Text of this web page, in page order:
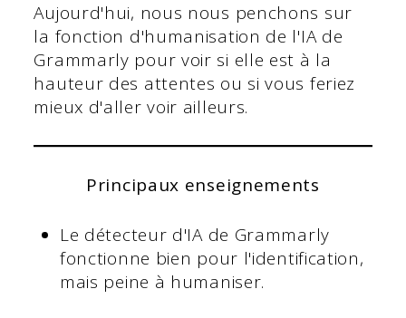
Aujourd'hui, nous nous penchons sur
la fonction d'humanisation de l'IA de
Grammarly pour voir si elle est à la
hauteur des attentes ou si vous feriez
mieux d'aller voir ailleurs.
Principaux enseignements
Le détecteur d'IA de Grammarly
fonctionne bien pour l'identification,
mais peine à humaniser.